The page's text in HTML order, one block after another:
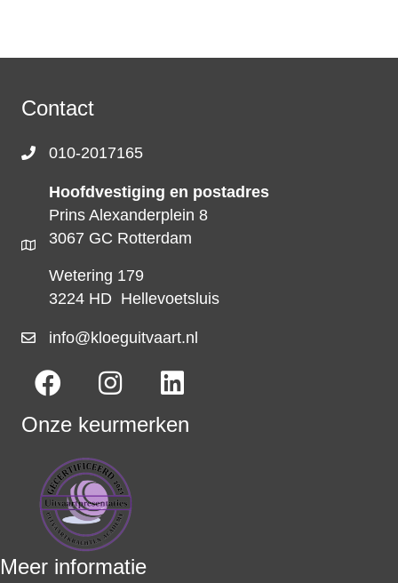
Contact
010-2017165
Hoofdvestiging en postadres
Prins Alexanderplein 8
3067 GC Rotterdam
Wetering 179
3224 HD Hellevoetsluis
info@kloeguitvaart.nl
Onze keurmerken
Meer informatie